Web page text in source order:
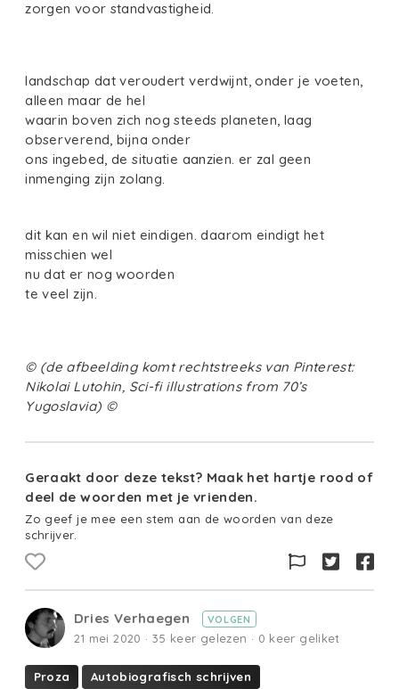
zorgen voor standvastigheid.
landschap dat veroudert verdwijnt, onder je voeten,
alleen maar de hel
waarin boven zich nog steeds planeten, laag
observerend, bijna onder
ons ingebed, de situatie aanzien. er zal geen
inmenging zijn zolang.
dit kan en wil niet eindigen. daarom eindigt het
misschien wel
nu dat er nog woorden
te veel zijn.
© (de afbeelding komt rechtstreeks van Pinterest:
Nikolai Lutohin, Sci-fi illustrations from 70’s
Yugoslavia) ©
Geraakt door deze tekst? Maak het hartje rood of
deel de woorden met je vrienden.
Zo geef je mee een stem aan de woorden van deze
schrijver.
Dries Verhaegen VOLGEN
21 mei 2020 · 35 keer gelezen · 0 keer geliket
Proza Autobiografisch schrijven